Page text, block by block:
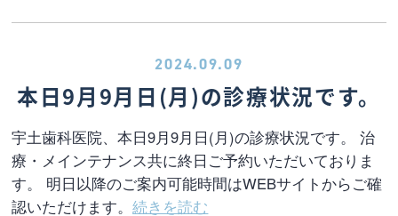
2024.09.09
本日9月9月日(月)の診療状況です。
宇土歯科医院、本日9月9月日(月)の診療状況です。 治
療・メインテナンス共に終日ご予約いただいておりま
す。 明日以降のご案内可能時間はWEBサイトからご確
認いただけます。続きを読む